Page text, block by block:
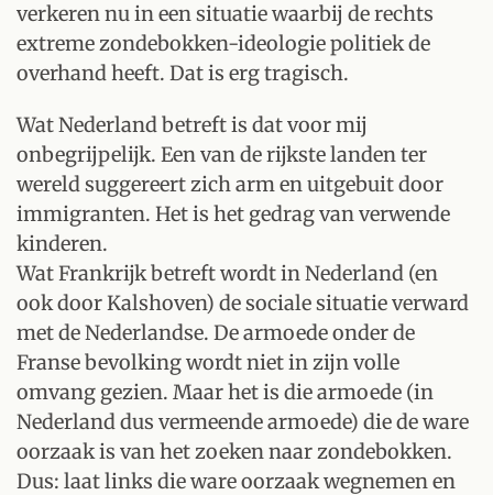
verkeren nu in een situatie waarbij de rechts
extreme zondebokken-ideologie politiek de
overhand heeft. Dat is erg tragisch.
Wat Nederland betreft is dat voor mij
onbegrijpelijk. Een van de rijkste landen ter
wereld suggereert zich arm en uitgebuit door
immigranten. Het is het gedrag van verwende
kinderen.
Wat Frankrijk betreft wordt in Nederland (en
ook door Kalshoven) de sociale situatie verward
met de Nederlandse. De armoede onder de
Franse bevolking wordt niet in zijn volle
omvang gezien. Maar het is die armoede (in
Nederland dus vermeende armoede) die de ware
oorzaak is van het zoeken naar zondebokken.
Dus: laat links die ware oorzaak wegnemen en